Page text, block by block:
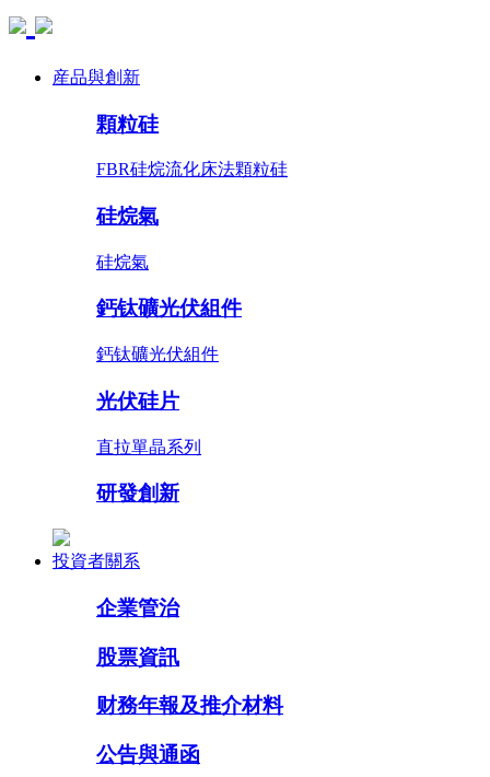
産品與創新
顆粒硅
FBR硅烷流化床法顆粒硅
硅烷氣
硅烷氣
鈣钛礦光伏組件
鈣钛礦光伏組件
光伏硅片
直拉單晶系列
研發創新
投資者關系
企業管治
股票資訊
财務年報及推介材料
公告與通函